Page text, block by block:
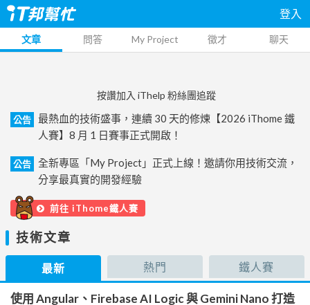
登入
文章 問答 My Project 徵才 聊天
按讚加入 iThelp 粉絲團追蹤
公告
最熱血的技術盛事，連續 30 天的修煉【2026 iThome 鐵
人賽】8 月 1 日賽事正式開啟！
公告
全新專區「My Project」正式上線！邀請你用技術交流，
分享最真實的開發經驗
前往 iThome鐵人賽
技術文章
最新 熱門 鐵人賽
使用 Angular、Firebase AI Logic 與 Gemini Nano 打造